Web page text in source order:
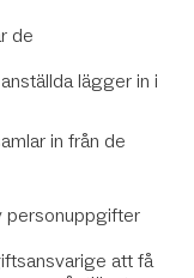
de
lägger in i
in från de
personuppgifter
att få